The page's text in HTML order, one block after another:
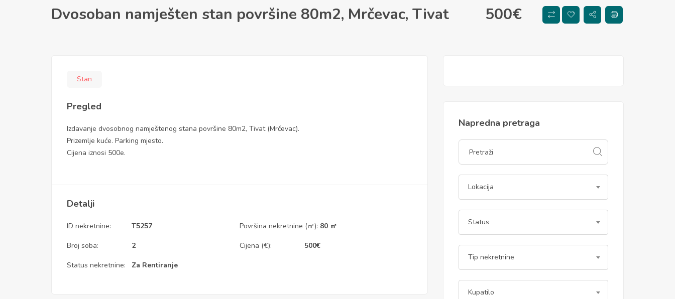
Dvosoban namješten stan površine 80m2, Mrčevac, Tivat 500€
Stan
Pregled
Izdavanje dvosobnog namještenog stana površine 80m2, Tivat (Mrčevac).
Prizemlje kuće. Parking mjesto.
Cijena iznosi 500e.
Detalji
ID nekretnine: T5257 Površina nekretnine (㎡): 80 ㎡
Broj soba: 2 Cijena (€): 500€
Status nekretnine: Za Rentiranje
Napredna pretraga
Lokacija
Status
Tip nekretnine
Kupatilo